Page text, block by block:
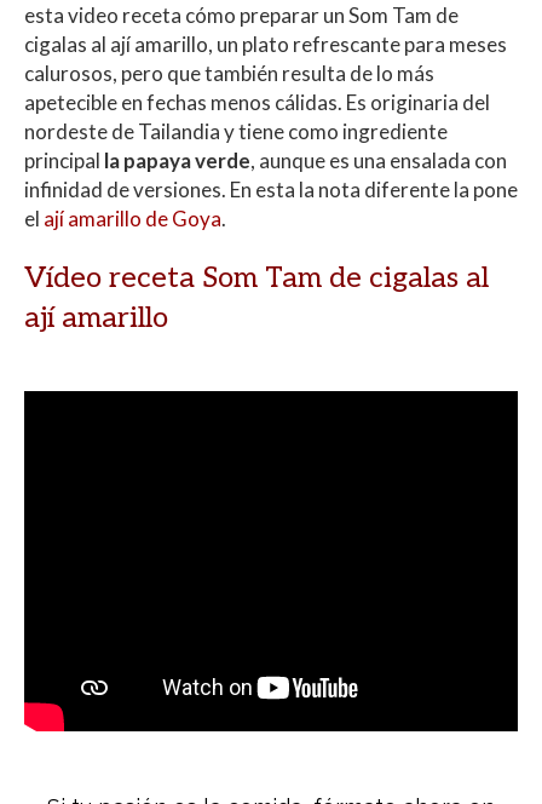
esta video receta cómo preparar un Som Tam de
cigalas al ají amarillo, un plato refrescante para meses
calurosos, pero que también resulta de lo más
apetecible en fechas menos cálidas. Es originaria del
nordeste de Tailandia y tiene como ingrediente
principal la papaya verde, aunque es una ensalada con
infinidad de versiones. En esta la nota diferente la pone
el ají amarillo de Goya.
Vídeo receta Som Tam de cigalas al
ají amarillo